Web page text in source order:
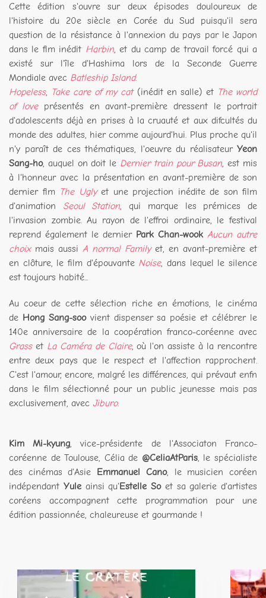
Cette édition s'ouvre sur deux épisodes douloureux de
l'histoire du 20e siècle en Corée du Sud puisqu'il sera
question de la résistance à l'annexion du pays par le Japon
dans le flm inédit Harbin, et du camp de travail forcé qui a
existé sur l'île d'Hashima lors de la Seconde Guerre
Mondiale avec Batleship Island.
Hopeless, Take care of my cat(inédit en salle) et The world
of loveprésentés en avant-première dressent le portrait
d'adolescents déjà en prises à la cruauté et aux difcultés du
monde des adultes, hier comme aujourd'hui. Plus proche qu'il
n'y paraît de ces thématiques, l'oeuvre du réalisateur Yeon
Sang-ho, auquel on doit le Dernier train pour Busan, est mis
à l'honneur avec la présentation en avant-première de son
dernier flm The Uglyet une projection inédite de son film
d'animation Seoul Station, qui marque les prémices de
l'invasion zombie. Au rayon de l'effroi ordinaire, le festival
reprend également le dernier Park Chan-wook Aucun autre
choixmais aussi A normal Familyet, en avant-première et
en clôture, le film d'épouvante Noise, dans lequel le silence
est toujours habité...
Au coeur de cette sélection riche en émotions, le cinéma
de Hong Sang-soovient dispenser sa poésie et célébrer le
140e anniversaire de la coopération franco-coréenne avec
Grasset La Caméra de Claire, où l'on assiste à la rencontre
entre deux pays que le respect et l'affection rapprochent.
C'est l'amour, encore, malgré les différences, qui prévaut enfn
dans le film sélectionné pour un public jeunesse mais pas
exclusivement, avec Jiburo.
Kim Mi-kyung, vice-présidente de l'Associaton Franco-
coréenne de Toulouse, Célia de @CeliaAtParis, le spécialiste
des cinémas d'Asie Emmanuel Cano, le musicien coréen
indépendant Yuleainsi qu'Estelle Soet sa galerie d'artistes
coréens accompagnent cette programmation pour une
édition passionnée, chaleureuse et gourmande !